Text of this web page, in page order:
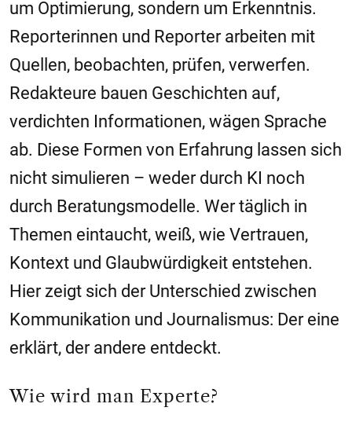
um Optimierung, sondern um Erkenntnis.
Reporterinnen und Reporter arbeiten mit
Quellen, beobachten, prüfen, verwerfen.
Redakteure bauen Geschichten auf,
verdichten Informationen, wägen Sprache
ab. Diese Formen von Erfahrung lassen sich
nicht simulieren – weder durch KI noch
durch Beratungsmodelle. Wer täglich in
Themen eintaucht, weiß, wie Vertrauen,
Kontext und Glaubwürdigkeit entstehen.
Hier zeigt sich der Unterschied zwischen
Kommunikation und Journalismus: Der eine
erklärt, der andere entdeckt.
Wie wird man Experte?